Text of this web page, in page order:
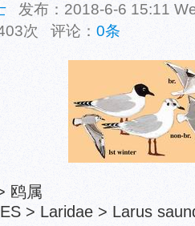
发布：2018-6-6 15:11
次 评论： 0条
鸥属
> Laridae > Larus